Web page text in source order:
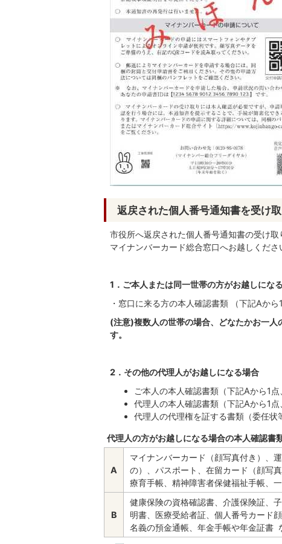
返戻された個人番号通知書を受け
市役所へ返戻された個人番号通知書の受け
マイナンバーカード総合窓口へお越しくださ
1．ご本人または同一世帯の方がお越しにな
・窓口に来る方の本人確認書類 （下記Aから
(注意)複数人の世帯の場合、どなたかお一
す。
2．その他の代理人がお越しになる場合
ご本人の本人確認書類（下記Aから1点
代理人の本人確認書類（下記Aから1点
代理人の代理権を証する書類（委任状
代理人の方がお越しになる場合の本人確認書
A
マイナンバーカード（顔写真付き）、
の）、パスポート、在留カード（顔写
療育手帳、精神障害者保健福祉手帳、
B
健康保険の資格確認書、介護保険証、
明書、医療受給者証、個人番号カード
名義の預金通帳、年金手帳や年金証書